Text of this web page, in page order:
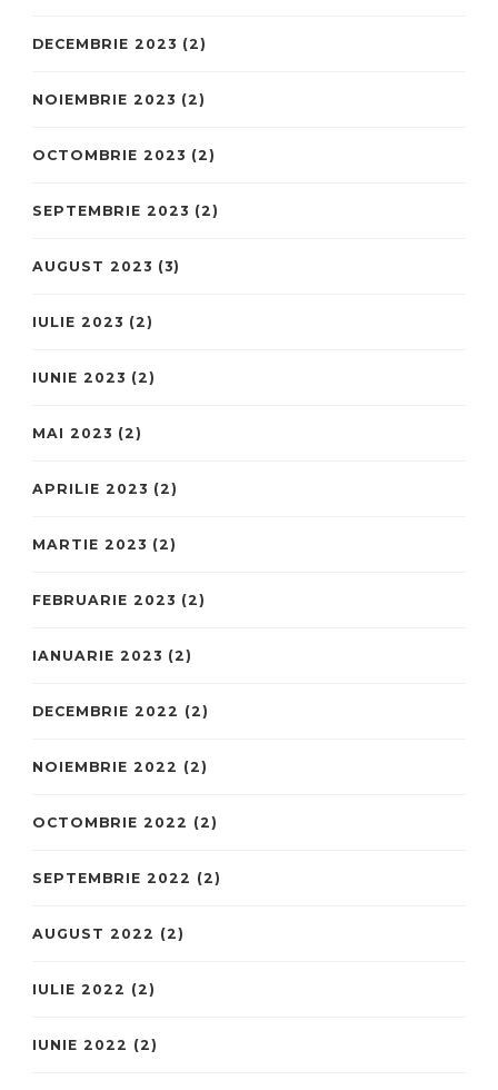
DECEMBRIE 2023 (2)
NOIEMBRIE 2023 (2)
OCTOMBRIE 2023 (2)
SEPTEMBRIE 2023 (2)
AUGUST 2023 (3)
IULIE 2023 (2)
IUNIE 2023 (2)
MAI 2023 (2)
APRILIE 2023 (2)
MARTIE 2023 (2)
FEBRUARIE 2023 (2)
IANUARIE 2023 (2)
DECEMBRIE 2022 (2)
NOIEMBRIE 2022 (2)
OCTOMBRIE 2022 (2)
SEPTEMBRIE 2022 (2)
AUGUST 2022 (2)
IULIE 2022 (2)
IUNIE 2022 (2)